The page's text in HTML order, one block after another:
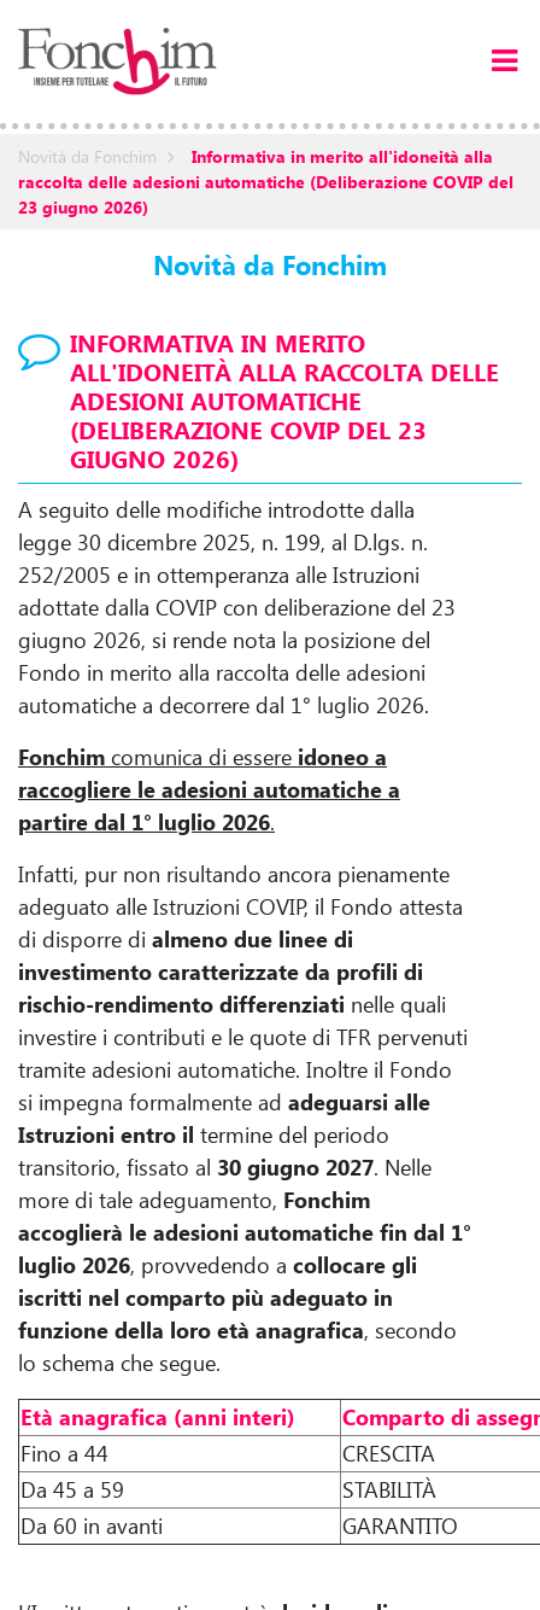
Novità da Fonchim
raccolta delle adesioni automatiche (Deliberazione COVIP del
23 giugno 2026)
Novità da Fonchim
INFORMATIVA IN MERITO
ALL'IDONEITÀ ALLA RACCOLTA DELLE
ADESIONI AUTOMATICHE
(DELIBERAZIONE COVIP DEL 23
GIUGNO 2026)
A seguito delle modifiche introdotte dalla
legge 30 dicembre 2025, n. 199, al D.lgs. n.
252/2005 e in ottemperanza alle Istruzioni
adottate dalla COVIP con deliberazione del 23
giugno 2026, si rende nota la posizione del
Fondo in merito alla raccolta delle adesioni
automatiche a decorrere dal 1° luglio 2026.
Fonchim comunica di essere idoneo a
raccogliere le adesioni automatiche a
partire dal 1° luglio 2026.
Infatti, pur non risultando ancora pienamente
adeguato alle Istruzioni COVIP, il Fondo attesta
di disporre di almeno due linee di
investimento caratterizzate da profili di
rischio-rendimento differenziati nelle quali
investire i contributi e le quote di TFR pervenuti
tramite adesioni automatiche. Inoltre il Fondo
si impegna formalmente ad adeguarsi alle
Istruzioni entro il termine del periodo
transitorio, fissato al 30 giugno 2027. Nelle
more di tale adeguamento, Fonchim
accoglierà le adesioni automatiche fin dal 1°
luglio 2026, provvedendo a collocare gli
iscritti nel comparto più adeguato in
funzione della loro età anagrafica, secondo
lo schema che segue.
Età anagrafica (anni interi)
Comparto di
Fino a 44
CRESCITA
Da 45 a 59
STABILITÀ
Da 60 in avanti
GARANTITO